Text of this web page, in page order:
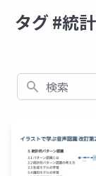
タグ #統
検索